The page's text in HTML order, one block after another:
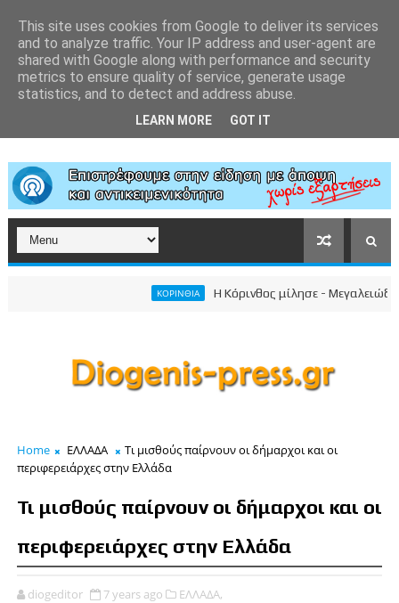
ΚΟΡΙΝΘΙΑ Η Κόρινθος μίλησε - Μεγαλειώδης
Home ΕΛΛΑΔΑ
Τι μισθούς παίρνουν οι δήμαρχοι και οι
περιφερειάρχες στην Ελλάδα
Τι μισθούς παίρνουν οι δήμαρχοι και οι
περιφερειάρχες στην Ελλάδα
diogeditor 7 years ago ΕΛΛΑΔΑ,
This site uses cookies from Google to deliver its services
and to analyze traffic. Your IP address and user-agent are
shared with Google along with performance and security
metrics to ensure quality of service, generate usage
statistics, and to detect and address abuse.
LEARN MORE GOT IT